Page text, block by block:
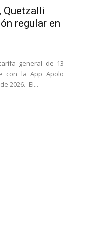
Quetzalli
regular en
general de 13
con la App Apolo
2026.- El...